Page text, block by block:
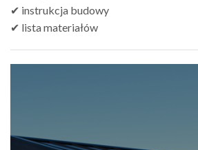
✔ instrukcja budowy
✔ lista materiałów